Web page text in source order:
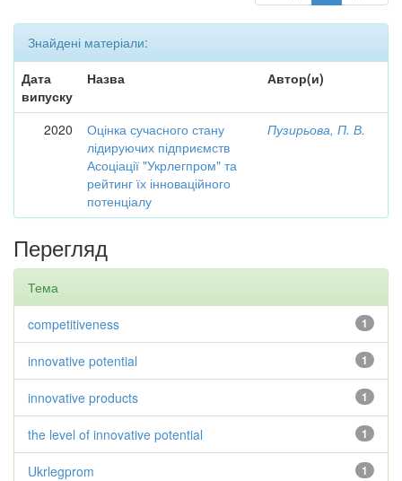
Знайдені матеріали:
Дата
випуску
Назва Автор(и)
2020
Оцінка сучасного стану
лідируючих підприємств
Асоціації "Укрлегпром" та
рейтинг їх інноваційного
потенціалу
Пузирьова, П. В.
Перегляд
Тема
1
competitiveness
1
innovative potential
1
innovative products
1
the level of innovative potential
1
Ukrlegprom